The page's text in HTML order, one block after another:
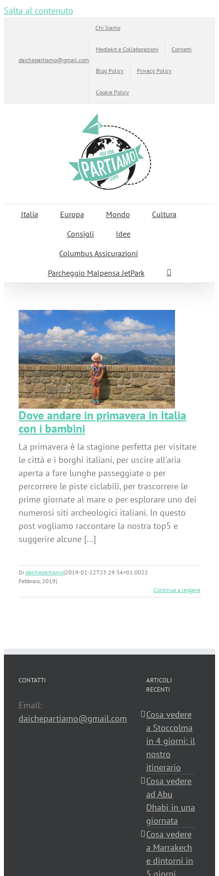
Salta al contenuto
daichepartiamo@gmail.com
Chi Siamo
Mediakit e Collaborazioni Contatti
Blog Policy Privacy Policy
Cookie Policy
Italia Europa Mondo
Cultura
Consigli
Idee
Columbus Assicurazioni
Parcheggio Malpensa JetPark
Dove andare in primavera in Italia
con i bambini
La primavera è la stagione perfetta per visitare
le città e i borghi italiani, per uscire all'aria
aperta a fare lunghe passeggiate o per
percorrere le piste ciclabili, per trascorrere le
prime giornate al mare o per esplorare uno dei
numerosi siti archeologici italiani. In questo
post vogliamo raccontare la nostra top5 e
suggerire alcune [...]
Di daichepartiamo|2019-02-22T23:29:34+01:0022
Febbraio, 2019|
Continua a leggere
CONTATTI
Email:
daichepartiamo@gmail.com
ARTICOLI
RECENTI
Cosa vedere
a Stoccolma
in 4 giorni: il
nostro
itinerario
Cosa vedere
ad Abu
Dhabi in una
giornata
Cosa vedere
a Marrakech
e dintorni in